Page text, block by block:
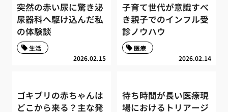
突然の赤い尿に驚き泌
尿器科へ駆け込んだ私
の体験談
2026.02.15
生活
子育て世代が意識すべ
き親子でのインフル受
診ノウハウ
2026.02.14
医療
ゴキブリの赤ちゃんは
どこから来る？主な発
待ち時間が長い医療現
場におけるトリアージ